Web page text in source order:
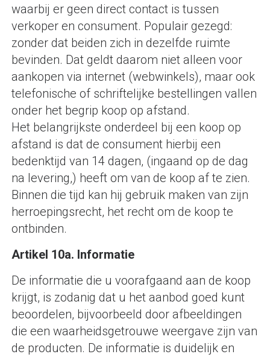
waarbij er geen direct contact is tussen
verkoper en consument. Populair gezegd:
zonder dat beiden zich in dezelfde ruimte
bevinden. Dat geldt daarom niet alleen voor
aankopen via internet (webwinkels), maar ook
telefonische of schriftelijke bestellingen vallen
onder het begrip koop op afstand.
Het belangrijkste onderdeel bij een koop op
afstand is dat de consument hierbij een
bedenktijd van 14 dagen, (ingaand op de dag
na levering,) heeft om van de koop af te zien.
Binnen die tijd kan hij gebruik maken van zijn
herroepingsrecht, het recht om de koop te
ontbinden.
Artikel 10a. Informatie
De informatie die u voorafgaand aan de koop
krijgt, is zodanig dat u het aanbod goed kunt
beoordelen, bijvoorbeeld door afbeeldingen
die een waarheidsgetrouwe weergave zijn van
de producten. De informatie is duidelijk en